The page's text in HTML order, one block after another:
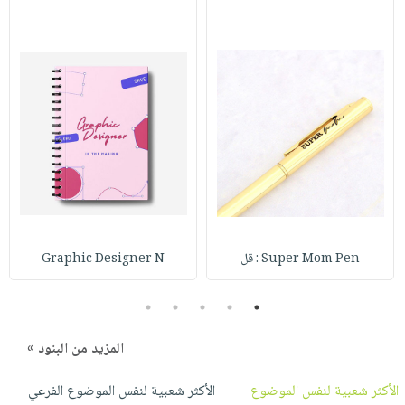
Super Mom Pen : قل Graphic Designer N
1
2
3
4
5
المزيد من البنود »
الأكثر شعبية لنفس الموضوع
الأكثر شعبية لنفس الموضوع الفرعي